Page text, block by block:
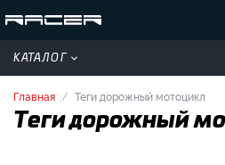
КАТАЛОГ
Главная Теги дорожный мотоцикл
Теги дорожный